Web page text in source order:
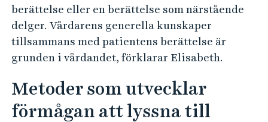
berättelse eller en berättelse som närstående
delger. Vårdarens generella kunskaper
tillsammans med patientens berättelse är
grunden i vårdandet, förklarar Elisabeth.
Metoder som utvecklar
förmågan att lyssna till